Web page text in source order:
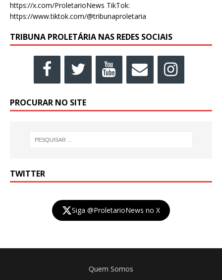
https://x.com/ProletarioNews TikTok:
https://www.tiktok.com/@tribunaproletaria
TRIBUNA PROLETÁRIA NAS REDES SOCIAIS
PROCURAR NO SITE
TWITTER
Siga @ProletarioNews no X
Quem Somos